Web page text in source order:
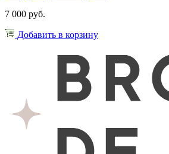
7 000 руб.
Добавить в корзину